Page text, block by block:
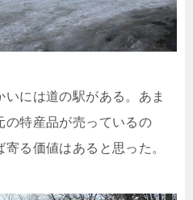
には道の駅がある。あま
の特産品が売っているの
る価値はあると思った。